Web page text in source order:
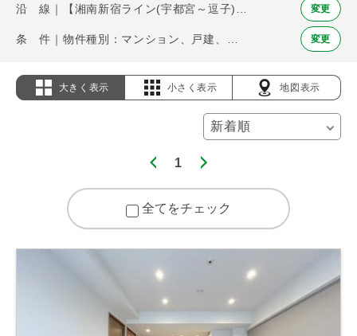
変更
変更
大きく表示 小さく表示 地図表示
1
全てをチェック